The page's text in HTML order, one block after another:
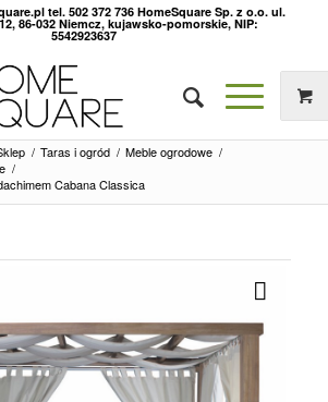
tel. 502 372 736 HomeSquare Sp. z o.o. ul.
86-032 Niemcz, kujawsko-pomorskie, NIP:
5542923637
/ Taras i ogród / Meble ogrodowe /
/
Cabana Classica